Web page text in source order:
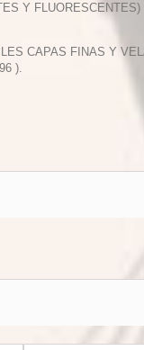
Y
CAPAS FINAS Y
).